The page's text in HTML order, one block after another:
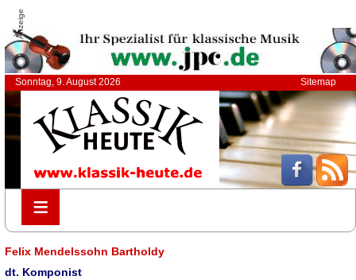
Anzeige
Sonntag, 9. August 2026 Sitemap
≡
≡
Felix Mendelssohn Bartholdy
dt. Komponist